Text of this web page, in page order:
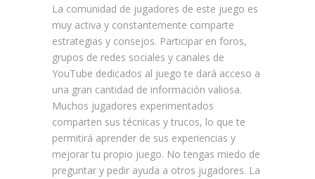
La comunidad de jugadores de este juego es
muy activa y constantemente comparte
estrategias y consejos. Participar en foros,
grupos de redes sociales y canales de
YouTube dedicados al juego te dará acceso a
una gran cantidad de información valiosa.
Muchos jugadores experimentados
comparten sus técnicas y trucos, lo que te
permitirá aprender de sus experiencias y
mejorar tu propio juego. No tengas miedo de
preguntar y pedir ayuda a otros jugadores. La